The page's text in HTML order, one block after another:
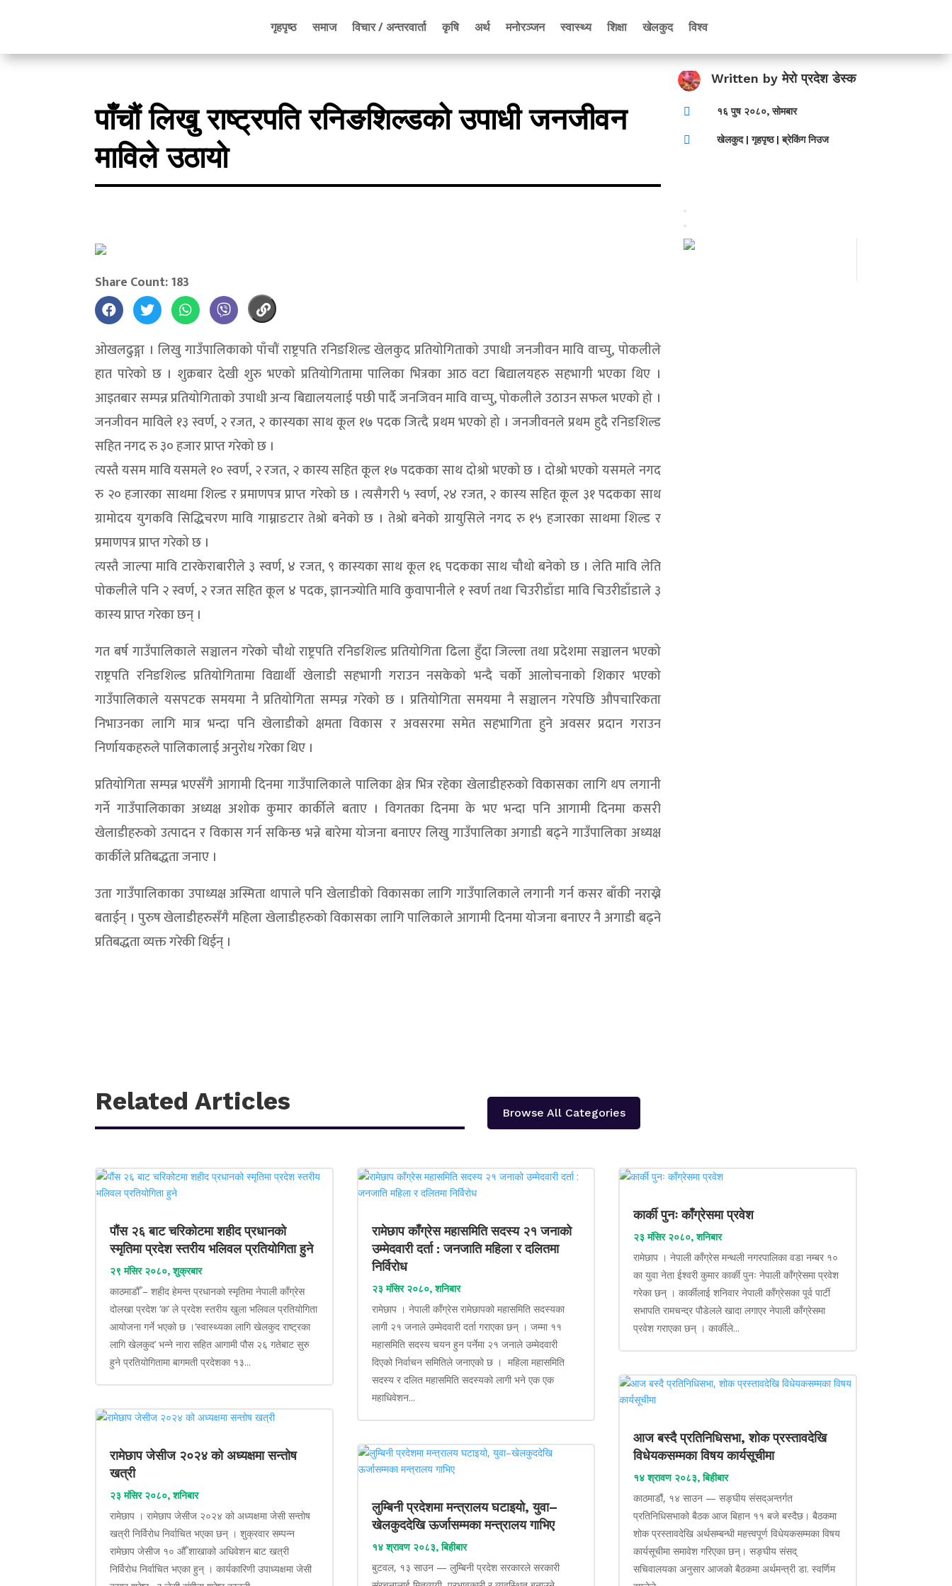
गृहपृष्ठ समाज विचार / अन्तरवार्ता कृषि अर्थ मनोरञ्जन स्वास्थ्य शिक्षा खेलकुद विश्व
पाँचौं लिखु राष्ट्रपति रनिङशिल्डको उपाधी जनजीवन
माविले उठायो
Written byमेरो प्रदेश डेस्क
 १६ पुष २०८०, सोमबार
 खेलकुद|गृहपृष्ठ|ब्रेकिंग निउज
Share Count: 183
ओखलढुङ्गा । लिखु गाउँपालिकाको पाँचौं राष्ट्रपति रनिङशिल्ड खेलकुद प्रतियोगिताको उपाधी जनजीवन मावि वाच्पु, पोकलीले
हात पारेको छ । शुक्रबार देखी शुरु भएको प्रतियोगितामा पालिका भित्रका आठ वटा बिद्यालयहरु सहभागी भएका थिए ।
आइतबार सम्पन्न प्रतियोगिताको उपाधी अन्य बिद्यालयलाई पछी पार्दै जनजिवन मावि वाच्पु, पोकलीले उठाउन सफल भएको हो ।
जनजीवन माविले १३ स्वर्ण, २ रजत, २ कास्यका साथ कूल १७ पदक जित्दै प्रथम भएको हो । जनजीवनले प्रथम हुदै रनिङशिल्ड
सहित नगद रु ३० हजार प्राप्त गरेको छ ।
त्यस्तै यसम मावि यसमले १० स्वर्ण, २ रजत, २ कास्य सहित कूल १७ पदकका साथ दोश्रो भएको छ । दोश्रो भएको यसमले नगद
रु २० हजारका साथमा शिल्ड र प्रमाणपत्र प्राप्त गरेको छ । त्यसैगरी ५ स्वर्ण, २४ रजत, २ कास्य सहित कूल ३१ पदकका साथ
ग्रामोदय युगकवि सिद्धिचरण मावि गाम्नाङटार तेश्रो बनेको छ । तेश्रो बनेको ग्रायुसिले नगद रु १५ हजारका साथमा शिल्ड र
प्रमाणपत्र प्राप्त गरेको छ ।
त्यस्तै जाल्पा मावि टारकेराबारीले ३ स्वर्ण, ४ रजत, ९ कास्यका साथ कूल १६ पदकका साथ चौथो बनेको छ । लेति मावि लेति
पोकलीले पनि २ स्वर्ण, २ रजत सहित कूल ४ पदक, ज्ञानज्योति मावि कुवापानीले १ स्वर्ण तथा चिउरीडाँडा मावि चिउरीडाँडाले ३
कास्य प्राप्त गरेका छन् ।
गत बर्ष गाउँपालिकाले सञ्चालन गरेको चौथो राष्ट्रपति रनिङशिल्ड प्रतियोगिता ढिला हुँदा जिल्ला तथा प्रदेशमा सञ्चालन भएको
राष्ट्रपति रनिङशिल्ड प्रतियोगितामा विद्यार्थी खेलाडी सहभागी गराउन नसकेको भन्दै चर्को आलोचनाको शिकार भएको
गाउँपालिकाले यसपटक समयमा नै प्रतियोगिता सम्पन्न गरेको छ । प्रतियोगिता समयमा नै सञ्चालन गरेपछि औपचारिकता
निभाउनका लागि मात्र भन्दा पनि खेलाडीको क्षमता विकास र अवसरमा समेत सहभागिता हुने अवसर प्रदान गराउन
निर्णायकहरुले पालिकालाई अनुरोध गरेका थिए ।
प्रतियोगिता सम्पन्न भएसँगै आगामी दिनमा गाउँपालिकाले पालिका क्षेत्र भित्र रहेका खेलाडीहरुको विकासका लागि थप लगानी
गर्ने गाउँपालिकाका अध्यक्ष अशोक कुमार कार्कीले बताए । विगतका दिनमा के भए भन्दा पनि आगामी दिनमा कसरी
खेलाडीहरुको उत्पादन र विकास गर्न सकिन्छ भन्ने बारेमा योजना बनाएर लिखु गाउँपालिका अगाडी बढ्ने गाउँपालिका अध्यक्ष
कार्कीले प्रतिबद्धता जनाए ।
उता गाउँपालिकाका उपाध्यक्ष अस्मिता थापाले पनि खेलाडीको विकासका लागि गाउँपालिकाले लगानी गर्न कसर बाँकी नराख्ने
बताईन् । पुरुष खेलाडीहरुसँगै महिला खेलाडीहरुको विकासका लागि पालिकाले आगामी दिनमा योजना बनाएर नै अगाडी बढ्ने
प्रतिबद्धता व्यक्त गरेकी थिईन् ।
Related Articles Browse All Categories
पौंस २६ बाट चरिकोटमा शहीद प्रधानको
स्मृतिमा प्रदेश स्तरीय भलिवल प्रतियोगिता हुने
२९ मंसिर २०८०, शुक्रबार
काठमाडौँ – शहीद हेमन्त प्रधानको स्मृतिमा नेपाली काँग्रेस
दोलखा प्रदेश ‘क’ ले प्रदेश स्तरीय खुला भलिवल प्रतियोगिता
आयोजना गर्ने भएको छ ।‘स्वास्थ्यका लागि खेलकुद राष्ट्रका
लागि खेलकुद’ भन्ने नारा सहित आगामी पौस २६ गतेबाट सुरु
हुने प्रतियोगितामा बागमती प्रदेशका १३...
रामेछाप जेसीज २०२४ को अध्यक्षमा सन्तोष
खत्री
२३ मंसिर २०८०, शनिबार
रामेछाप । रामेछाप जेसीज २०२४ को अध्यक्षमा जेसी सन्तोष
खत्री निर्विरोध निर्वाचित भएका छन् । शुक्रवार सम्पन्न
रामेछाप जेसीज १० औँ शाखाको अधिवेशन बाट खत्री
निर्विरोध निर्वाचित भएका हुन् । कार्यकारिणी उपाध्यक्षमा जेसी
रामेछाप काँग्रेस महासमिति सदस्य २१ जनाको
उम्मेदवारी दर्ता : जनजाति महिला र दलितमा
निर्विरोध
२३ मंसिर २०८०, शनिबार
रामेछाप । नेपाली काँग्रेस रामेछापको महासमिति सदस्यका
लागी २१ जनाले उम्मेदवारी दर्ता गराएका छन् । जम्मा ११
महासमिति सदस्य चयन हुन पर्नेमा २१ जनाले उम्मेदवारी
दिएको निर्वाचन समितिले जनाएको छ । महिला महासमिति
सदस्य र दलित महासमिति सदस्यको लागी भने एक एक
महाधिवेशन...
लुम्बिनी प्रदेशमा मन्त्रालय घटाइयो, युवा–
खेलकुददेखि ऊर्जासम्मका मन्त्रालय गाभिए
१४ श्रावण २०८३, बिहीबार
बुटवल, १३ साउन — लुम्बिनी प्रदेश सरकारले सरकारी
कार्की पुनः काँग्रेसमा प्रवेश
२३ मंसिर २०८०, शनिबार
रामेछाप । नेपाली काँग्रेस मन्थली नगरपालिका वडा नम्बर १०
का युवा नेता ईश्वरी कुमार कार्की पुनः नेपाली काँग्रेसमा प्रवेश
गरेका छन् । कार्कीलाई शनिवार नेपाली काँग्रेसका पूर्व पार्टी
सभापति रामचन्द्र पौडेलले खादा लगाएर नेपाली काँग्रेसमा
प्रवेश गराएका छन् । कार्कीले...
आज बस्दै प्रतिनिधिसभा, शोक प्रस्तावदेखि
विधेयकसम्मका विषय कार्यसूचीमा
१४ श्रावण २०८३, बिहीबार
काठमाडौं, १४ साउन — सङ्घीय संसद्अन्तर्गत
प्रतिनिधिसभाको बैठक आज बिहान ११ बजे बस्दैछ। बैठकमा
शोक प्रस्तावदेखि अर्थसम्बन्धी महत्त्वपूर्ण विधेयकसम्मका विषय
कार्यसूचीमा समावेश गरिएका छन्। सङ्घीय संसद्
सचिवालयका अनुसार आजको बैठकमा अर्थमन्त्री डा. स्वर्णिम